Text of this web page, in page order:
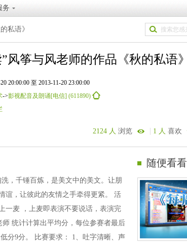
务
私语》
风筝与风老师的作品《秋的私语》
20:00:00 至 2013-11-20 23:00:00
->影视配音及朗诵[电信] (611890)
2124 人 浏览 | 1 人 喜欢
，千锤百炼，是美文中的美文。让朋
谊，让彼此的友情之手牵得更紧。 活
一麦 ，上麦即表演不要说话，表演完
统计计算出平均分，每位参赛者最后
分9分。 比赛要求： 1、吐字清晰、声
随便看看